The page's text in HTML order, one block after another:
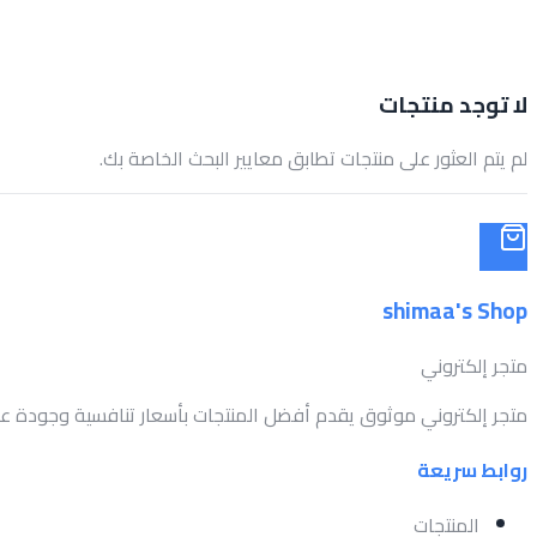
لا توجد منتجات
لم يتم العثور على منتجات تطابق معايير البحث الخاصة بك.
shimaa's Shop
متجر إلكتروني
متجر إلكتروني موثوق يقدم أفضل المنتجات بأسعار تنافسية وجودة
روابط سريعة
المنتجات